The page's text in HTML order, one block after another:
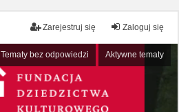
Zaloguj się
Zarejestruj się
Tematy bez odpowiedzi Aktywne tematy